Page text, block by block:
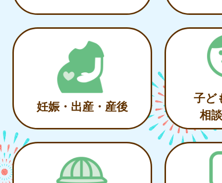
妊娠・出産・産後
子ど
相